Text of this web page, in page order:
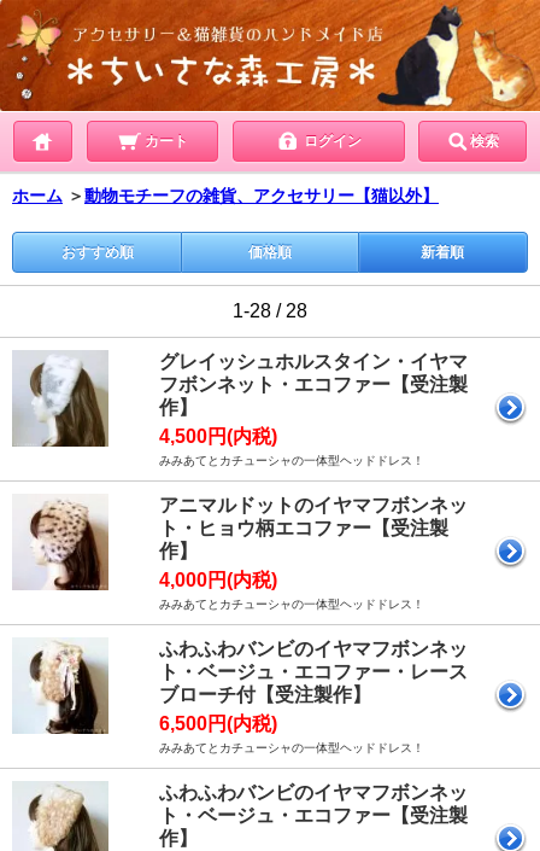
カート ログイン 検索
ホーム ＞動物モチーフの雑貨、アクセサリー【猫以外】
おすすめ順 価格順 新着順
1-28 / 28
グレイッシュホルスタイン・イヤマ
フボンネット・エコファー【受注製
作】
4,500円(内税)
みみあてとカチューシャの一体型ヘッドドレス！
アニマルドットのイヤマフボンネッ
ト・ヒョウ柄エコファー【受注製
作】
4,000円(内税)
みみあてとカチューシャの一体型ヘッドドレス！
ふわふわバンビのイヤマフボンネッ
ト・ベージュ・エコファー・レース
ブローチ付【受注製作】
6,500円(内税)
みみあてとカチューシャの一体型ヘッドドレス！
ふわふわバンビのイヤマフボンネッ
ト・ベージュ・エコファー【受注製
作】